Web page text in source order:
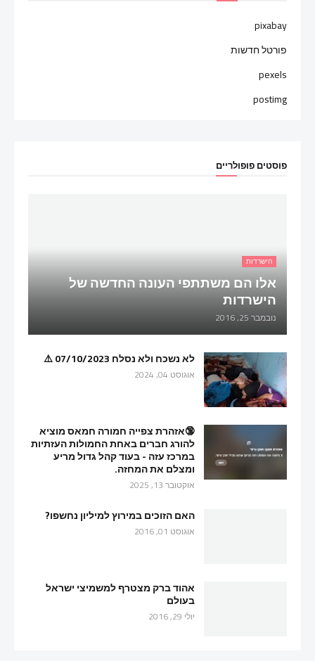
pixabay
פורטל חדשות
pexels
postimg
פוסטים פופולריים
הישרדות
אלו הם משתתפי העונה החדשה של
הישרדות
נובמבר 25, 2016
לא נשכח ולא נסלח 07/10/2023 ⚠️
אוגוסט 04, 2024
🔞אזהרת צפייה חמורה חמאס מוציא
להורג חברים באחת החמולות העזתיות
במרכז עזה - בעוד קהל גדול מריע
ומצלם את המחזה.
אוקטובר 13, 2025
האם הזוכים במירוץ למיליון נחשפו?
אוגוסט 01, 2016
אהוד ברק מצטרף למשמיצי ישראל
בעולם
יולי 29, 2016